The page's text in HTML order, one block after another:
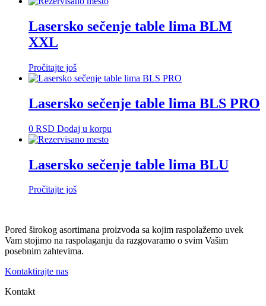
Lasersko sečenje table lima BLM
XXL
Pročitajte još
Lasersko sečenje table lima BLS PRO
0 RSD Dodaj u korpu
Lasersko sečenje table lima BLU
Pročitajte još
Pored širokog asortimana proizvoda sa kojim raspolažemo uvek
Vam stojimo na raspolaganju da razgovaramo o svim Vašim
posebnim zahtevima.
Kontaktirajte nas
Kontakt